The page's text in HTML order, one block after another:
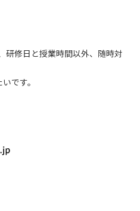
研修日と授業時間以外、随時対
です。